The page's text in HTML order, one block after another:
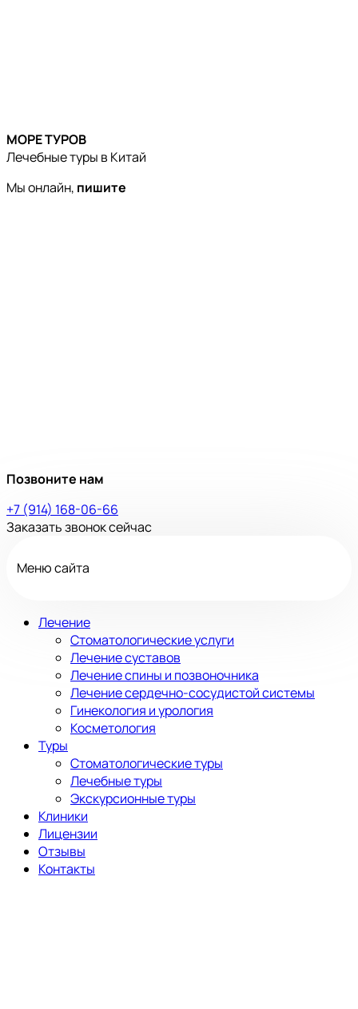
МОРЕ ТУРОВ
Лечебные туры в Китай
Мы онлайн, пишите
Позвоните нам
+7 (914) 168-06-66
Заказать звонок сейчас
Меню сайта
Лечение
Стоматологические услуги
Лечение суставов
Лечение спины и позвоночника
Лечение сердечно-сосудистой системы
Гинекология и урология
Косметология
Туры
Стоматологические туры
Лечебные туры
Экскурсионные туры
Клиники
Лицензии
Отзывы
Контакты